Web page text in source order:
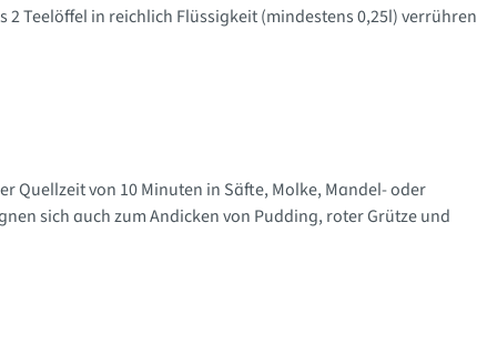
2 Teelöffel in reichlich Flüssigkeit (mindestens 0,25l) verrühren
Quellzeit von 10 Minuten in Säfte, Molke, Mandel- oder
sich auch zum Andicken von Pudding, roter Grütze und